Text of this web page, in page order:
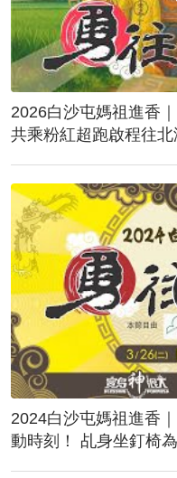
2026白沙屯媽祖進香
共乘粉紅超跑啟程往
2024白沙屯媽祖進香
動時刻！ 乩身坐釘椅